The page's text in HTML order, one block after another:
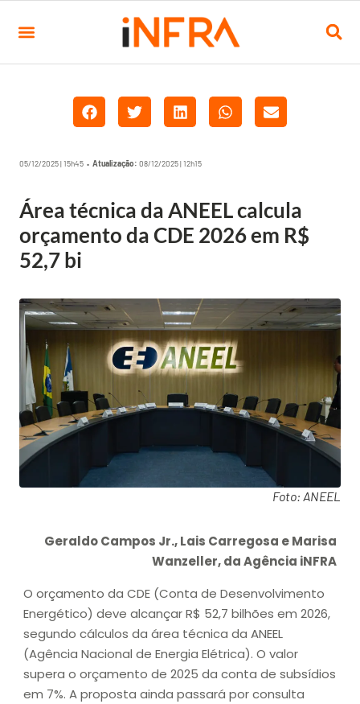
05/12/2025 | 15h45 • Atualização: 08/12/2025 | 12h15
Área técnica da ANEEL calcula
orçamento da CDE 2026 em R$
52,7 bi
Foto: ANEEL
Geraldo Campos Jr., Lais Carregosa e Marisa
Wanzeller, da Agência iNFRA
O orçamento da CDE (Conta de Desenvolvimento
Energético) deve alcançar R$ 52,7 bilhões em 2026,
segundo cálculos da área técnica da ANEEL
(Agência Nacional de Energia Elétrica). O valor
supera o orçamento de 2025 da conta de subsídios
em 7%. A proposta ainda passará por consulta